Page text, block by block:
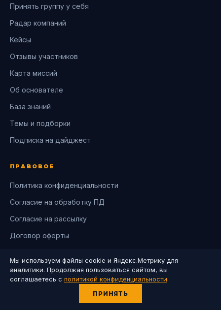
Принять группу у себя
Радар компаний
Кейсы
Отзывы участников
Карта миссий
Об основателе
База знаний
Темы и подборки
Подписка на дайджест
ПРАВОВОЕ
Политика конфиденциальности
Согласие на обработку ПД
Согласие на рассылку
Договор оферты
СВЯЗЬ
Написать: @dmmission
Мы используем файлы cookie и Яндекс.Метрику для
аналитики. Продолжая пользоваться сайтом, вы
соглашаетесь с политикой конфиденциальности.
ПРИНЯТЬ